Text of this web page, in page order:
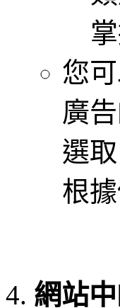
您
廣
選
根
網站